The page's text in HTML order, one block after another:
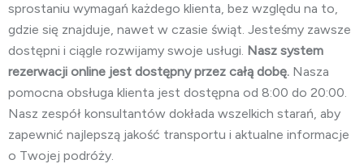
sprostaniu wymagań każdego klienta, bez względu na to,
gdzie się znajduje, nawet w czasie świąt. Jesteśmy zawsze
dostępni i ciągle rozwijamy swoje usługi. Nasz system
rezerwacji online jest dostępny przez całą dobę. Nasza
pomocna obsługa klienta jest dostępna od 8:00 do 20:00.
Nasz zespół konsultantów dokłada wszelkich starań, aby
zapewnić najlepszą jakość transportu i aktualne informacje
o Twojej podróży.